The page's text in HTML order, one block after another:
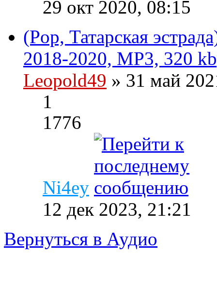
29 окт 2020, 08:15
(Pop, Татарская
2018-2020, MP3, 320
Leopold49 » 31 май
1
1776
Ni4ey
12 дек 2023, 21:21
Вернуться в Аудио